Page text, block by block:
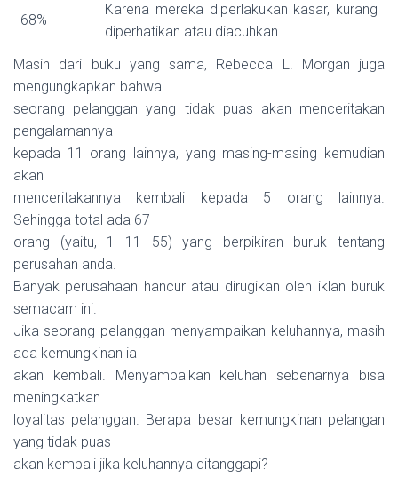
68%
Karena mereka diperlakukan kasar, kurang
diperhatikan atau diacuhkan
Masih dari buku yang sama, Rebecca L. Morgan juga
mengungkapkan bahwa
seorang pelanggan yang tidak puas akan menceritakan
pengalamannya
kepada 11 orang lainnya, yang masing-masing kemudian
akan
menceritakannya kembali kepada 5 orang lainnya.
Sehingga total ada 67
orang (yaitu, 1 11 55) yang berpikiran buruk tentang
perusahan anda.
Banyak perusahaan hancur atau dirugikan oleh iklan buruk
semacam ini.
Jika seorang pelanggan menyampaikan keluhannya, masih
ada kemungkinan ia
akan kembali. Menyampaikan keluhan sebenarnya bisa
meningkatkan
loyalitas pelanggan. Berapa besar kemungkinan pelangan
yang tidak puas
akan kembali jika keluhannya ditanggapi?